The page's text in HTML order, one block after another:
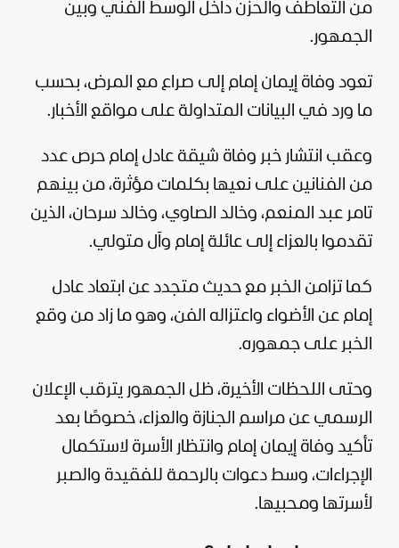
من التعاطف والحزن داخل الوسط الفني وبين
الجمهور.
تعود وفاة إيمان إمام إلى صراع مع المرض، بحسب
ما ورد في البيانات المتداولة على مواقع الأخبار.
وعقب انتشار خبر وفاة شيقة عادل إمام حرص عدد
من الفنانين على نعيها بكلمات مؤثرة، من بينهم
تامر عبد المنعم، وخالد الصاوي، وخالد سرحان، الذين
تقدموا بالعزاء إلى عائلة إمام وآل متولي.
كما تزامن الخبر مع حديث متجدد عن ابتعاد عادل
إمام عن الأضواء واعتزاله الفن، وهو ما زاد من وقع
الخبر على جمهوره.
وحتى اللحظات الأخيرة، ظل الجمهور يترقب الإعلان
الرسمي عن مراسم الجنازة والعزاء، خصوصًا بعد
تأكيد وفاة إيمان إمام وانتظار الأسرة لاستكمال
الإجراءات، وسط دعوات بالرحمة للفقيدة والصبر
لأسرتها ومحبيها.